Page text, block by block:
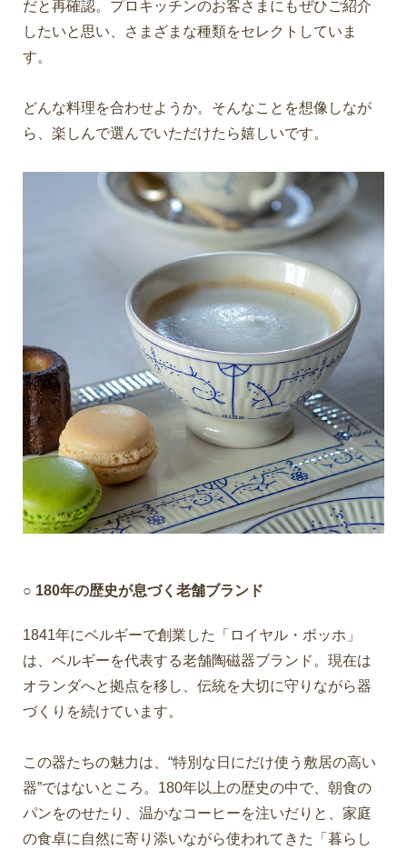
だと再確認。プロキッチンのお客さまにもぜひご紹介
したいと思い、さまざまな種類をセレクトしていま
す。
どんな料理を合わせようか。そんなことを想像しなが
ら、楽しんで選んでいただけたら嬉しいです。
○ 180年の歴史が息づく老舗ブランド
1841年にベルギーで創業した「ロイヤル・ボッホ」
は、ベルギーを代表する老舗陶磁器ブランド。現在は
オランダへと拠点を移し、伝統を大切に守りながら器
づくりを続けています。
この器たちの魅力は、“特別な日にだけ使う敷居の高い
器”ではないところ。180年以上の歴史の中で、朝食の
パンをのせたり、温かなコーヒーを注いだりと、家庭
の食卓に自然に寄り添いながら使われてきた「暮らし